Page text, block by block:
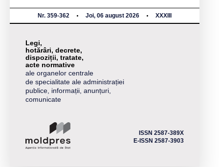
Nr. 359-362 Joi, 06 august 2026 XXXIII
Legi,
hotărâri, decrete,
dispoziții, tratate,
acte normative
ale organelor centrale
de specialitate ale administrației
publice, informații, anunțuri,
comunicate
ISSN 2587-389X
E-ISSN 2587-3903